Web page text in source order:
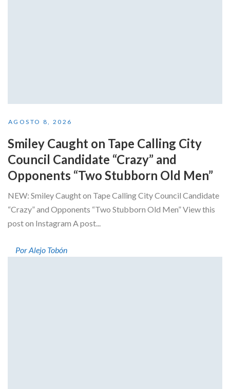
AGOSTO 8, 2026
Smiley Caught on Tape Calling City
Council Candidate “Crazy” and
Opponents “Two Stubborn Old Men”
NEW: Smiley Caught on Tape Calling City Council Candidate
“Crazy” and Opponents “Two Stubborn Old Men” View this
post on Instagram A post...
Por Alejo Tobón